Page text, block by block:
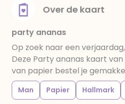
Over de kaart
party ananas
Op zoek naar een
Deze Party ananas kaart
van papier bestel je
Man Papier Hallmark